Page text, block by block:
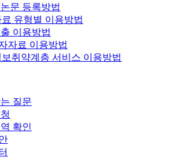
문 등록방법
료 유형별 이용방법
이용방법
자료 이용방법
보취약계층 서비스 이용방법
질문
확인